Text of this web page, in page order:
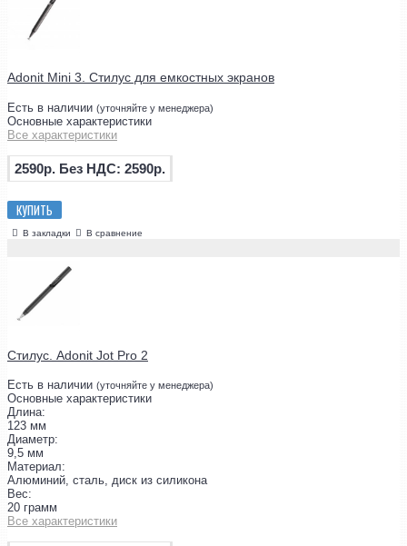
Adonit Mini 3. Стилус для емкостных экранов
Есть в наличии (уточняйте у менеджера)
Основные характеристики
Все характеристики
2590р. Без НДС: 2590р.
КУПИТЬ
В закладки В сравнение
Стилус. Adonit Jot Pro 2
Есть в наличии (уточняйте у менеджера)
Основные характеристики
Длина:
123 мм
Диаметр:
9,5 мм
Материал:
Алюминий, сталь, диск из силикона
Вес:
20 грамм
Все характеристики